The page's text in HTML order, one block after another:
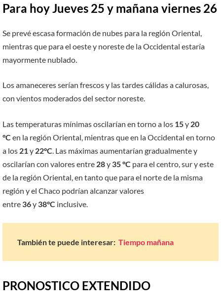
Para hoy Jueves 25 y mañana viernes 26
Se prevé escasa formación de nubes para la región Oriental,
mientras que para el oeste y noreste de la Occidental estaría
mayormente nublado.
Los amaneceres serían frescos y las tardes cálidas a calurosas,
con vientos moderados del sector noreste.
Las temperaturas mínimas oscilarían en torno a los 15y 20
°C en la región Oriental, mientras que en la Occidental en torno
a los 21y 22°C. Las máximas aumentarían gradualmente y
oscilarían con valores entre 28y 35 °C para el centro, sur y este
de la región Oriental, en tanto que para el norte de la misma
región y el Chaco podrían alcanzar valores
entre 36y 38°C inclusive.
También te puede interesar: Tiempo mañana
PRONOSTICO EXTENDIDO